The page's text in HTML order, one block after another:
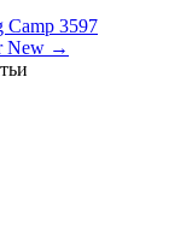
3597
New →